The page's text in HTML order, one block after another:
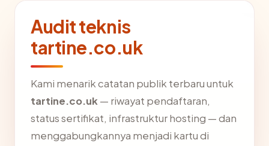
Audit teknis
tartine.co.uk
Kami menarik catatan publik terbaru untuk
tartine.co.uk — riwayat pendaftaran,
status sertifikat, infrastruktur hosting — dan
menggabungkannya menjadi kartu di